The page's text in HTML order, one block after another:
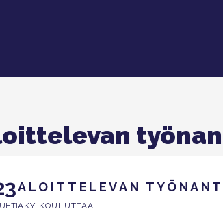
ALOITTELEVAN
AKY KOULUTTAA